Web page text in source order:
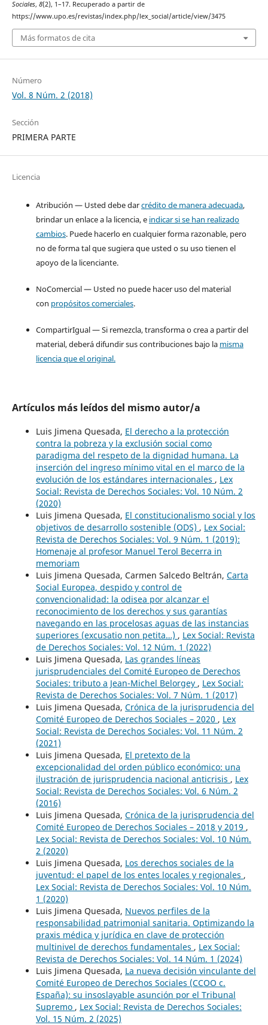
Sociales, 8(2), 1–17. Recuperado a partir de
https://www.upo.es/revistas/index.php/lex_social/article/view/3475
Más formatos de cita
Número
Vol. 8 Núm. 2 (2018)
Sección
PRIMERA PARTE
Licencia
Atribución — Usted debe darcrédito de manera adecuada,
brindar un enlace a la licencia, e indicar si se han realizado
cambios. Puede hacerlo en cualquier forma razonable, pero
no de forma tal que sugiera que usted o su uso tienen el
apoyo de la licenciante.
NoComercial — Usted no puede hacer uso del material
con propósitos comerciales.
CompartirIgual — Si remezcla, transforma o crea a partir del
material, deberá difundir sus contribuciones bajo la misma
licencia que el original.
Artículos más leídos del mismo autor/a
Luis Jimena Quesada, El derecho a la protección
contra la pobreza y la exclusión social como
paradigma del respeto de la dignidad humana. La
inserción del ingreso mínimo vital en el marco de la
evolución de los estándares internacionales , Lex
Social: Revista de Derechos Sociales: Vol. 10 Núm. 2
(2020)
Luis Jimena Quesada, El constitucionalismo social y los
objetivos de desarrollo sostenible (ODS) , Lex Social:
Revista de Derechos Sociales: Vol. 9 Núm. 1 (2019):
Homenaje al profesor Manuel Terol Becerra in
memoriam
Luis Jimena Quesada, Carmen Salcedo Beltrán, Carta
Social Europea, despido y control de
convencionalidad: la odisea por alcanzar el
reconocimiento de los derechos y sus garantías
navegando en las procelosas aguas de las instancias
superiores (excusatio non petita…) , Lex Social: Revista
de Derechos Sociales: Vol. 12 Núm. 1 (2022)
Luis Jimena Quesada, Las grandes líneas
jurisprudenciales del Comité Europeo de Derechos
Sociales: tributo a Jean-Michel Belorgey , Lex Social:
Revista de Derechos Sociales: Vol. 7 Núm. 1 (2017)
Luis Jimena Quesada, Crónica de la jurisprudencia del
Comité Europeo de Derechos Sociales – 2020 , Lex
Social: Revista de Derechos Sociales: Vol. 11 Núm. 2
(2021)
Luis Jimena Quesada, El pretexto de la
excepcionalidad del orden público económico: una
ilustración de jurisprudencia nacional anticrisis , Lex
Social: Revista de Derechos Sociales: Vol. 6 Núm. 2
(2016)
Luis Jimena Quesada, Crónica de la jurisprudencia del
Comité Europeo de Derechos Sociales – 2018 y 2019 ,
Lex Social: Revista de Derechos Sociales: Vol. 10 Núm.
2 (2020)
Luis Jimena Quesada, Los derechos sociales de la
juventud: el papel de los entes locales y regionales ,
Lex Social: Revista de Derechos Sociales: Vol. 10 Núm.
1 (2020)
Luis Jimena Quesada, Nuevos perfiles de la
responsabilidad patrimonial sanitaria. Optimizando la
praxis médica y jurídica en clave de protección
multinivel de derechos fundamentales , Lex Social:
Revista de Derechos Sociales: Vol. 14 Núm. 1 (2024)
Luis Jimena Quesada, La nueva decisión vinculante del
Comité Europeo de Derechos Sociales (CCOO c.
España): su insoslayable asunción por el Tribunal
Supremo , Lex Social: Revista de Derechos Sociales:
Vol. 15 Núm. 2 (2025)